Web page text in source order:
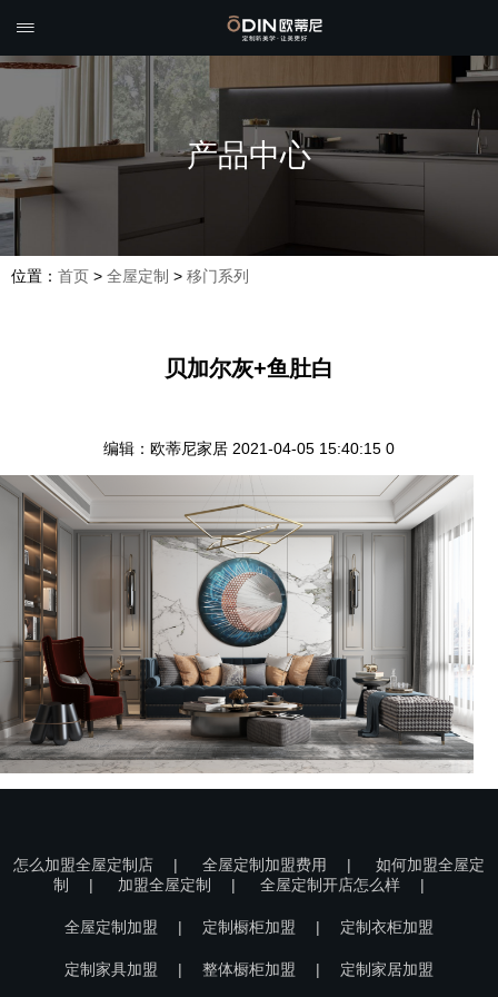

产品中心
位置： 首页 > 全屋定制 > 移门系列
贝加尔灰+鱼肚白
编辑：欧蒂尼家居 2021-04-05 15:40:15 0
怎么加盟全屋定制店 | 全屋定制加盟费用 |
如何加盟全屋定
制
| 加盟全屋定制 | 全屋定制开店怎么样 |
全屋定制加盟 | 定制橱柜加盟 | 定制衣柜加盟
定制家具加盟 | 整体橱柜加盟 | 定制家居加盟